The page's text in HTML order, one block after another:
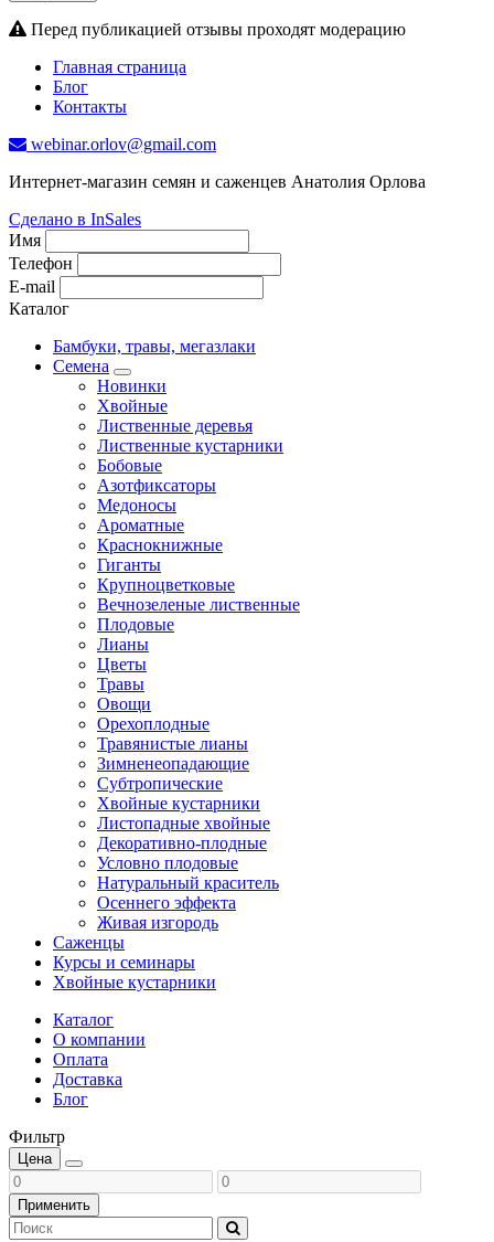
Перед публикацией отзывы проходят модерацию
Главная страница
Блог
Контакты
webinar.orlov@gmail.com
Интернет-магазин семян и саженцев Анатолия Орлова
Сделано в InSales
Имя
Телефон
E-mail
Каталог
Бамбуки, травы, мегазлаки
Семена
Новинки
Хвойные
Лиственные деревья
Лиственные кустарники
Бобовые
Азотфиксаторы
Медоносы
Ароматные
Краснокнижные
Гиганты
Крупноцветковые
Вечнозеленые лиственные
Плодовые
Лианы
Цветы
Травы
Овощи
Орехоплодные
Травянистые лианы
Зимненеопадающие
Субтропические
Хвойные кустарники
Листопадные хвойные
Декоративно-плодные
Условно плодовые
Натуральный краситель
Осеннего эффекта
Живая изгородь
Саженцы
Курсы и семинары
Хвойные кустарники
Каталог
О компании
Оплата
Доставка
Блог
Фильтр
Цена
Применить